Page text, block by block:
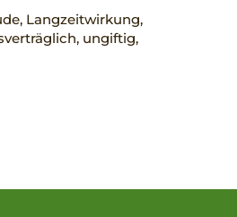
Langzeitwirkung,
ungiftig,